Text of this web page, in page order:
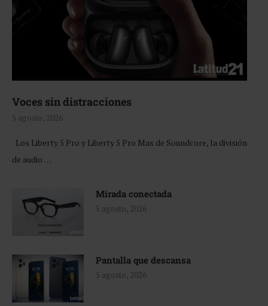
Voces sin distracciones
5 agosto, 2026
Los Liberty 5 Pro y Liberty 5 Pro Max de Soundcore, la división
de audio …
Mirada conectada
5 agosto, 2026
Pantalla que descansa
5 agosto, 2026